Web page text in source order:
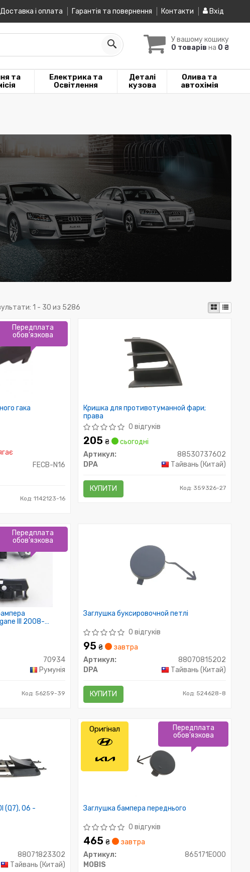
Доставка і оплата Гарантія та повернення Контакти Вхід
У вашому кошику
0 товарів на 0 ₴
та
Електрика та
Освітлення
Деталі
кузова
Олива та
автохімія
1 - 30 из 5286
гака
FECB-N16
Код: 1142123-16
Передплата
обов'язкова
Кришка для противотуманной фари;
права
0 відгуків
205₴
сьогодні
Артикул:
88530737602
DPA
Тайвань (Китай)
КУПИТИ Код: 359326-27
III 2008-
Asam
70934
Румунія
Код: 56259-39
Передплата
обов'язкова
Заглушка буксировочной петлі
0 відгуків
95₴
завтра
Артикул:
88070815202
DPA
Тайвань (Китай)
КУПИТИ Код: 524628-8
(Q7), 06 -
88071823302
Тайвань (Китай)
Заглушка бампера переднього
0 відгуків
465₴
завтра
Артикул:
865171E000
MOBIS
Передплата
обов'язкова
Оригінал